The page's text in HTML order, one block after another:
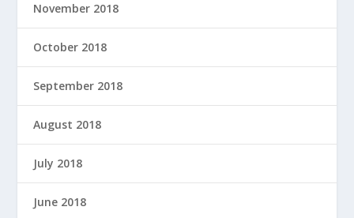
November 2018
October 2018
September 2018
August 2018
July 2018
June 2018